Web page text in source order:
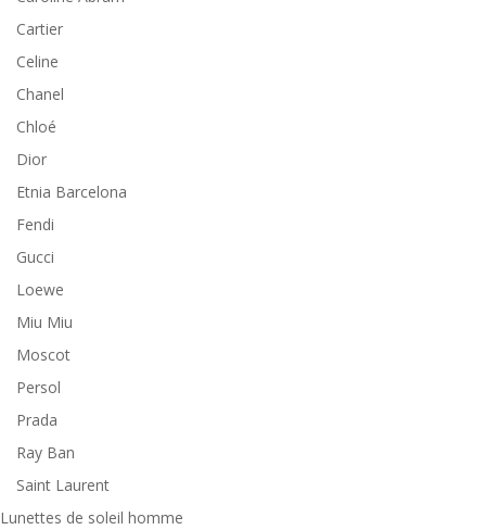
Cartier
Celine
Chanel
Chloé
Dior
Etnia Barcelona
Fendi
Gucci
Loewe
Miu Miu
Moscot
Persol
Prada
Ray Ban
Saint Laurent
Lunettes de soleil homme